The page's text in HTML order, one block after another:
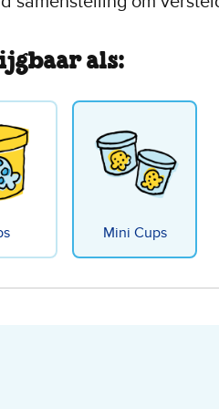
als:
Mini Cups